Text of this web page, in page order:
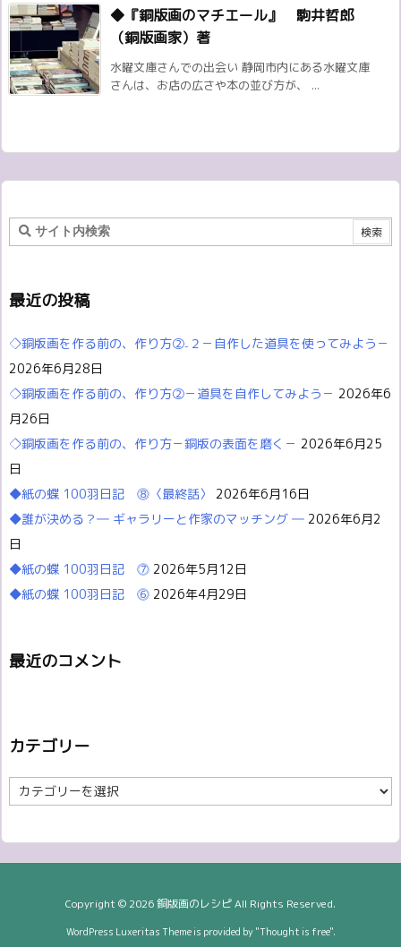
◆『銅版画のマチエール』 駒井哲郎
（銅版画家）著
水曜文庫さんでの出会い 静岡市内にある水曜文庫
さんは、お店の広さや本の並び方が、 ...
最近の投稿
◇銅版画を作る前の、作り方②₋２－自作した道具を使ってみよう－
2026年6月28日
◇銅版画を作る前の、作り方②－道具を自作してみよう－ 2026年6
月26日
◇銅版画を作る前の、作り方－銅版の表面を磨く－ 2026年6月25
日
◆紙の蝶 100羽日記 ⓼〈最終話〉
2026年6月16日
◆誰が決める？― ギャラリーと作家のマッチング ― 2026年6月2
日
◆紙の蝶 100羽日記 ⓻ 2026年5月12日
◆紙の蝶 100羽日記 ⓺ 2026年4月29日
最近のコメント
カテゴリー
カ
テ
リ
Copyright ©2026銅版画のレシピAll Rights Reserved.
WordPress Luxeritas Theme is provided by "Thought is free".